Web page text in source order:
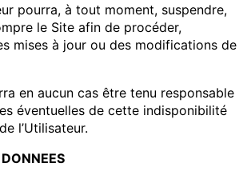
pourra, à tout moment, suspendre,
le Site afin de procéder,
mises à jour ou des modifications de
en aucun cas être tenu responsable
éventuelles de cette indisponibilité
l’Utilisateur.